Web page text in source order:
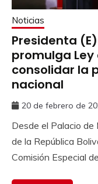
Noticias
Presidenta
promulga
consolidar la
nacional
20 de febrero de
Desde el Palacio
de la República
Comisión Especial